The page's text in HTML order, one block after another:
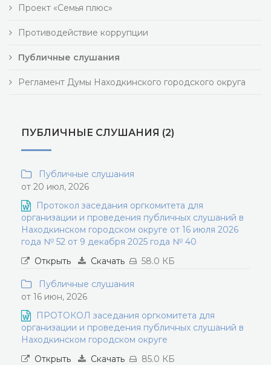
Проект «Семья плюс»
Противодействие коррупции
Публичные слушания
Регламент Думы Находкинского городского округа
ПУБЛИЧНЫЕ СЛУШАНИЯ (2)
Публичные слушания
от 20 июл, 2026
Протокол заседания оргкомитета для
организации и проведения публичных слушаний в
Находкинском городском округе от 16 июля 2026
года № 52 от 9 декабря 2025 года № 40
Открыть
Скачать 58.0 КБ
Публичные слушания
от 16 июн, 2026
ПРОТОКОЛ заседания оргкомитета для
организации и проведения публичных слушаний в
Находкинском городском округе
Открыть
Скачать 85.0 КБ